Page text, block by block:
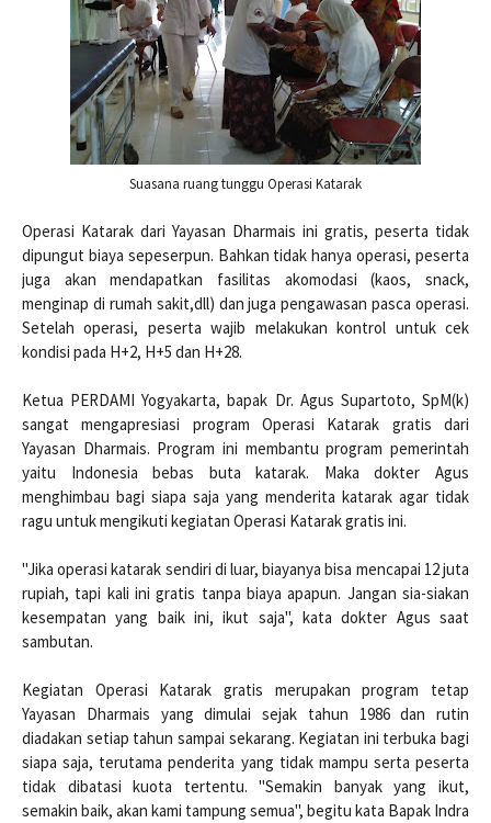
Suasana ruang tunggu Operasi Katarak
Operasi Katarak dari Yayasan Dharmais ini gratis, peserta tidak
dipungut biaya sepeserpun. Bahkan tidak hanya operasi, peserta
juga akan mendapatkan fasilitas akomodasi (kaos, snack,
menginap di rumah sakit,dll) dan juga pengawasan pasca operasi.
Setelah operasi, peserta wajib melakukan kontrol untuk cek
kondisi pada H+2, H+5 dan H+28.
Ketua PERDAMI Yogyakarta, bapak Dr. Agus Supartoto, SpM(k)
sangat mengapresiasi program Operasi Katarak gratis dari
Yayasan Dharmais. Program ini membantu program pemerintah
yaitu Indonesia bebas buta katarak. Maka dokter Agus
menghimbau bagi siapa saja yang menderita katarak agar tidak
ragu untuk mengikuti kegiatan Operasi Katarak gratis ini.
"Jika operasi katarak sendiri di luar, biayanya bisa mencapai 12 juta
rupiah, tapi kali ini gratis tanpa biaya apapun. Jangan sia-siakan
kesempatan yang baik ini, ikut saja", kata dokter Agus saat
sambutan.
Kegiatan Operasi Katarak gratis merupakan program tetap
Yayasan Dharmais yang dimulai sejak tahun 1986 dan rutin
diadakan setiap tahun sampai sekarang. Kegiatan ini terbuka bagi
siapa saja, terutama penderita yang tidak mampu serta peserta
tidak dibatasi kuota tertentu. "Semakin banyak yang ikut,
semakin baik, akan kami tampung semua", begitu kata Bapak Indra